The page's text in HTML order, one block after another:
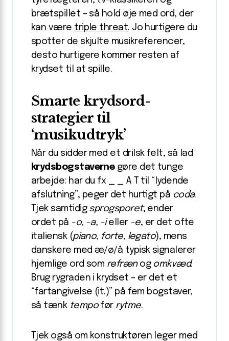
brætspillet – så hold øje med ord, der
kan være triple threat. Jo hurtigere du
spotter de skjulte musikreferencer,
desto hurtigere kommer resten af
krydset til at spille.
Smarte krydsord-
strategier til
‘musikudtryk’
Når du sidder med et drilsk felt, så lad
krydsbogstavernegøre det tunge
arbejde: har du fx _ _ A T til “lydende
afslutning”, peger det hurtigt på coda.
Tjek samtidig sprogsporet; ender
ordet på -o, -a, -ieller -e, er det ofte
italiensk (piano, forte, legato), mens
danskere med æ/ø/å typisk signalerer
hjemlige ord som refrænog omkvæd.
Brug rygraden i krydset – er det et
“fartangivelse (it.)” på fem bogstaver,
så tænk tempofør rytme.
Tjek også om konstruktøren leger med